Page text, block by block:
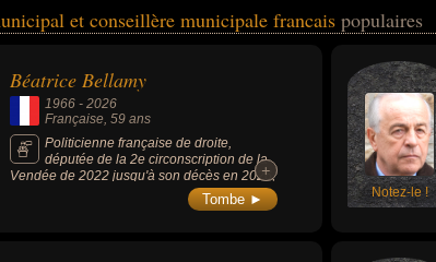
français, de la biologie, de l'ump, de l'enseignement, de
socialiste, centriste, conseiller régional,
et conseillère municipale francais populaires
Béatrice Bellamy
1966 - 2026
Française, 59 ans
Politicienne française de droite,
députée de la 2e circonscription de la
Vendée de 2022 jusqu'à son décès en 2026,
très ancrée localement, elle a marqué la vie
politique et associative de La Roche-sur-Yon
+
+
Tombe ► Notez-le !